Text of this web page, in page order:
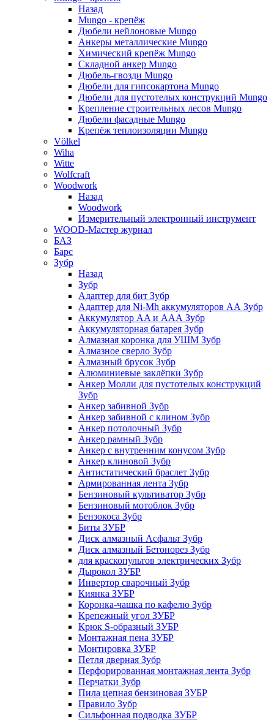
Назад
Mungo - крепёж
Дюбели нейлоновые Mungo
Анкеры металлические Mungo
Химический крепёж Mungo
Складной анкер Mungo
Дюбель-гвозди Mungo
Дюбели для гипсокартона Mungo
Дюбели для пустотелых конструкций Mungo
Крепление строительных лесов Mungo
Дюбели фасадные Mungo
Крепёж теплоизоляции Mungo
Völkel
Wiha
Witte
Wolfcraft
Woodwork
Назад
Woodwork
Измерительный электронный инструмент
WOOD-Мастер журнал
БАЗ
Барс
Зубр
Назад
Зубр
Адаптер для бит Зубр
Адаптер для Ni-Mh аккумуляторов АА Зубр
Аккумулятор AA и ААА Зубр
Аккумуляторная батарея Зубр
Алмазная коронка для УШМ Зубр
Алмазное сверло Зубр
Алмазный брусок Зубр
Алюминиевые заклёпки Зубр
Анкер Молли для пустотелых конструкций
Зубр
Анкер забивной Зубр
Анкер забивной с клином Зубр
Анкер потолочный Зубр
Анкер рамный Зубр
Анкер с внутренним конусом Зубр
Анкер клиновой Зубр
Антистатический браслет Зубр
Армированная лента Зубр
Бензиновый культиватор Зубр
Бензиновый мотоблок Зубр
Бензокоса Зубр
Биты ЗУБР
Диск алмазный Асфальт Зубр
Диск алмазный Бетонорез Зубр
для краскопультов электрических Зубр
Дырокол ЗУБР
Инвертор сварочный Зубр
Киянка ЗУБР
Коронка-чашка по кафелю Зубр
Крепежный угол ЗУБР
Крюк S-образный ЗУБР
Монтажная пена ЗУБР
Монтировка ЗУБР
Петля дверная Зубр
Перфорированная монтажная лента Зубр
Перчатки Зубр
Пила цепная бензиновая ЗУБР
Правило Зубр
Сильфонная подводка ЗУБР